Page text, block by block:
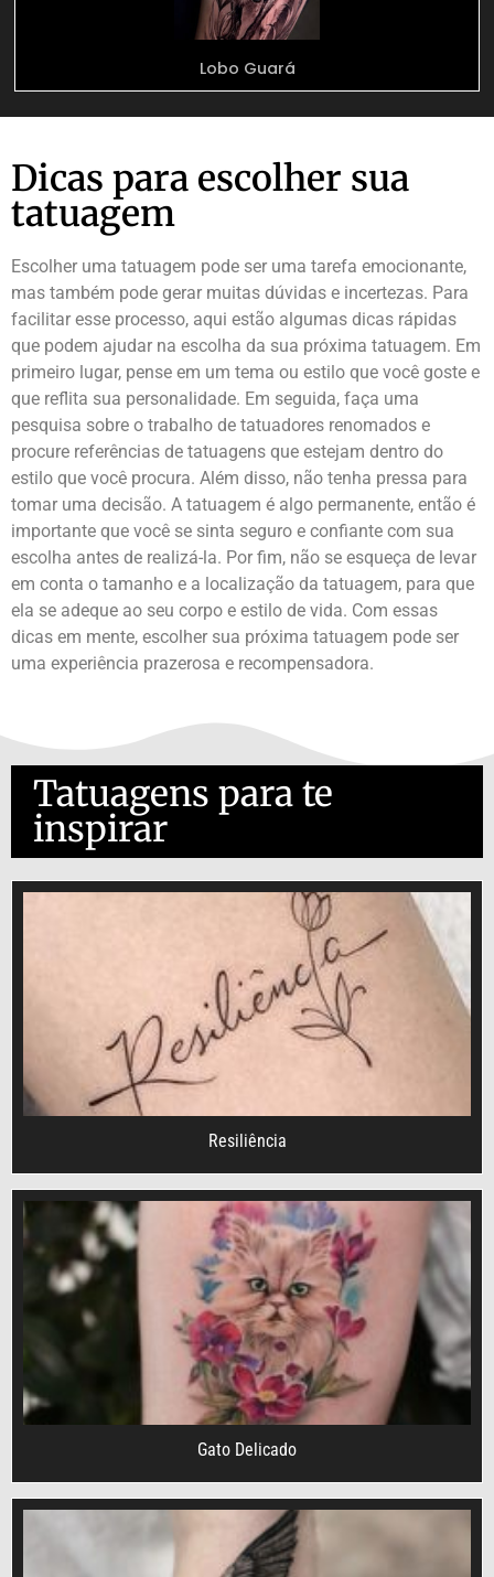
Lobo Guará
Dicas para escolher sua
tatuagem
Escolher uma tatuagem pode ser uma tarefa emocionante,
mas também pode gerar muitas dúvidas e incertezas. Para
facilitar esse processo, aqui estão algumas dicas rápidas
que podem ajudar na escolha da sua próxima tatuagem. Em
primeiro lugar, pense em um tema ou estilo que você goste e
que reflita sua personalidade. Em seguida, faça uma
pesquisa sobre o trabalho de tatuadores renomados e
procure referências de tatuagens que estejam dentro do
estilo que você procura. Além disso, não tenha pressa para
tomar uma decisão. A tatuagem é algo permanente, então é
importante que você se sinta seguro e confiante com sua
escolha antes de realizá-la. Por fim, não se esqueça de levar
em conta o tamanho e a localização da tatuagem, para que
ela se adeque ao seu corpo e estilo de vida. Com essas
dicas em mente, escolher sua próxima tatuagem pode ser
uma experiência prazerosa e recompensadora.
Tatuagens para te
inspirar
Resiliência
Gato Delicado